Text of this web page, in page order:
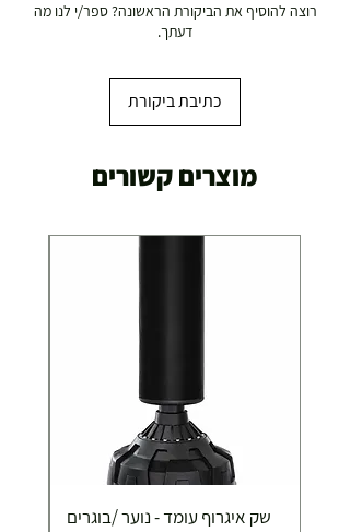
רוצה להוסיף את הביקורת הראשונה? ספר/י לנו מה
דעתך.
כתיבת ביקורת
מוצרים קשורים
שק איגרוף עומד - נוער /בוגרים